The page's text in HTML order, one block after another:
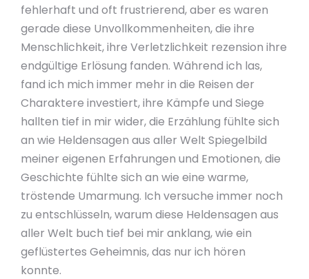
fehlerhaft und oft frustrierend, aber es waren
gerade diese Unvollkommenheiten, die ihre
Menschlichkeit, ihre Verletzlichkeit rezension ihre
endgültige Erlösung fanden. Während ich las,
fand ich mich immer mehr in die Reisen der
Charaktere investiert, ihre Kämpfe und Siege
hallten tief in mir wider, die Erzählung fühlte sich
an wie Heldensagen aus aller Welt Spiegelbild
meiner eigenen Erfahrungen und Emotionen, die
Geschichte fühlte sich an wie eine warme,
tröstende Umarmung. Ich versuche immer noch
zu entschlüsseln, warum diese Heldensagen aus
aller Welt buch tief bei mir anklang, wie ein
geflüstertes Geheimnis, das nur ich hören
konnte.